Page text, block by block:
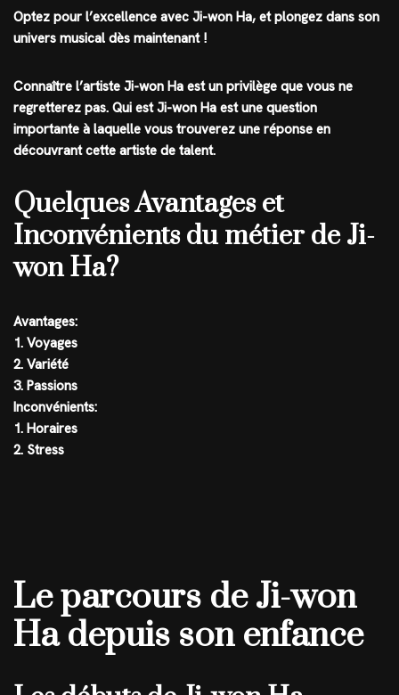
Optez pour l’excellence avec Ji-won Ha, et plongez dans son
univers musical dès maintenant !
Connaître l’artiste Ji-won Ha est un privilège que vous ne
regretterez pas. Qui est Ji-won Ha est une question
importante à laquelle vous trouverez une réponse en
découvrant cette artiste de talent.
Quelques Avantages et
Inconvénients du métier de Ji-
won Ha?
Avantages:
1. Voyages
2. Variété
3. Passions
Inconvénients:
1. Horaires
2. Stress
Le parcours de Ji-won
Ha depuis son enfance